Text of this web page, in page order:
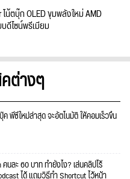
โน้ตบุ๊ก OLED ขุมพลังใหม่ AMD
ดีไซน์พรีเมียม
ต่างๆ
พีซีใหม่ล่าสุด จะอัตโนมัติ ให้คอมเร็วขึ้น
คนละ 60 บาท ทำยังไง? เล่นคลิปไร้
ได้ แถมวิธีทำ Shortcut ไว้หน้า